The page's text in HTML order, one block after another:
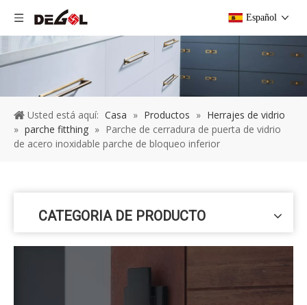
Español
Usted está aquí: Casa » Productos » Herrajes de vidrio
» parche fitthing » Parche de cerradura de puerta de vidrio
de acero inoxidable parche de bloqueo inferior
CATEGORIA DE PRODUCTO